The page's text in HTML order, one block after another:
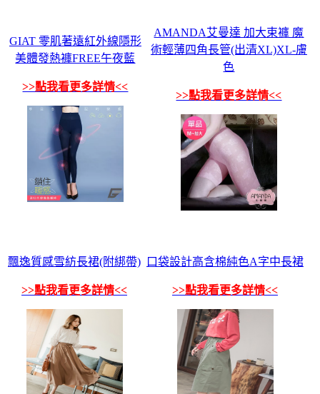
GIAT 零肌著遠紅外線隱形
美體發熱褲FREE午夜藍
>>點我看更多詳情<<
AMANDA艾曼達 加大束褲 魔
術輕薄四角長管(出清XL)XL-膚
色
>>點我看更多詳情<<
飄逸質感雪紡長裙(附綁帶)
>>點我看更多詳情<<
口袋設計高含棉純色A字中長裙
>>點我看更多詳情<<